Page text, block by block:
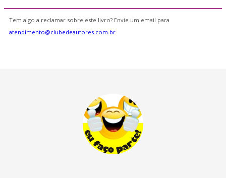
Tem algo a reclamar sobre este livro? Envie um email para
atendimento@clubedeautores.com.br